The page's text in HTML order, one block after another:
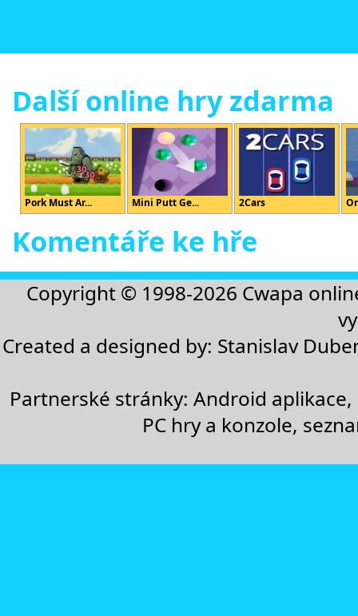
Další online hry zdarma
Pork Must Ar... Mini Putt Ge... 2Cars
Komentáře ke hře
Copyright © 1998-2026 Cwapa
Created a designed by: Stanislav
Partnerské stránky:Android aplikace,
PC hry a konzole,